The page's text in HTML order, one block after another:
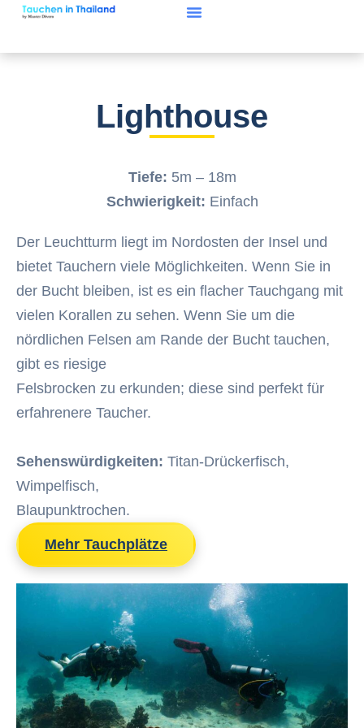
Lighthouse
Tiefe: 5m – 18m
Schwierigkeit: Einfach
Der Leuchtturm liegt im Nordosten der Insel und
bietet Tauchern viele Möglichkeiten. Wenn Sie in
der Bucht bleiben, ist es ein flacher Tauchgang mit
vielen Korallen zu sehen. Wenn Sie um die
nördlichen Felsen am Rande der Bucht tauchen,
gibt es riesige
Felsbrocken zu erkunden; diese sind perfekt für
erfahrenere Taucher.
Sehenswürdigkeiten: Titan-Drückerfisch,
Wimpelfisch,
Blaupunktrochen.
Mehr Tauchplätze